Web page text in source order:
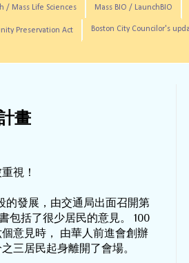
/ Mass Life Sciences Mass BIO / LaunchBIO
Preservation Act Boston City Councilor's
畫
視！
的發展，由交通局出面召開第
包括了很少居民的意見。 100
意見時，
由華人前進會創辦
三居民起身離開了會場。